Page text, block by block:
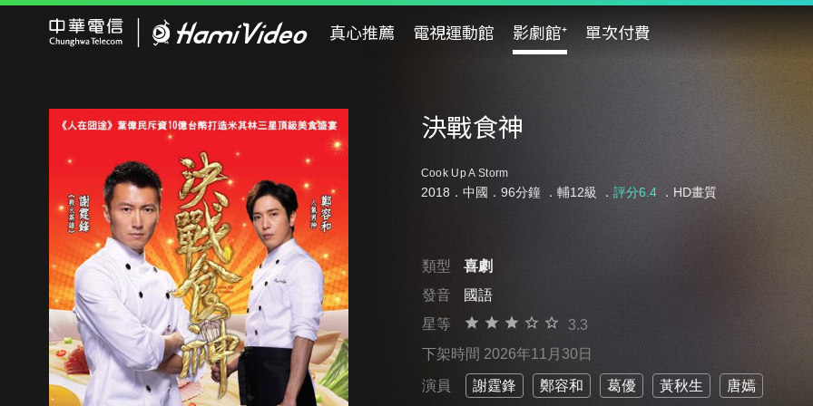
真心推薦 電視運動館 影劇館⁺ 單次付費
決戰食神
Cook Up A Storm
2018．中國．96分鐘 ． 輔12級 ． 評分6.4．HD畫質
類型
喜劇
發音
國語
星等
3.3
下架時間 2026年11月30日
演員 謝霆鋒 鄭容和 葛優 黃秋生 唐嫣